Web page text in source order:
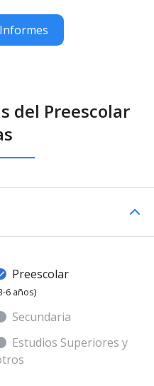
del Preescolar
Preescolar
6 años)
Secundaria
Estudios Superiores y